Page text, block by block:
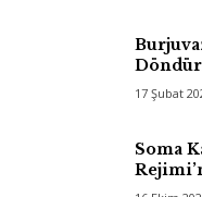
17 Şubat
Soma